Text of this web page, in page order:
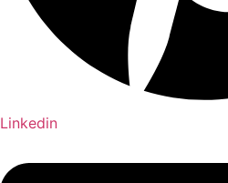
Linkedin